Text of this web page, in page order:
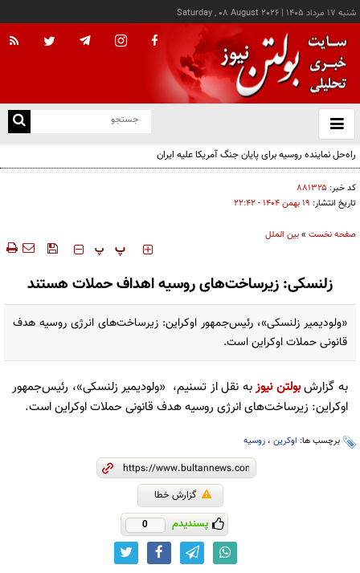
شنبه ۱۷ مرداد ۱۴۰۵ |
Saturday , 08 August 2026
باز
و
راه‌حل نماینده روسیه برای پایان جنگ آمریکا علیه ایران
کد خبر: ۸۸۱۳۲۵
تاریخ انتشار: ۱۹ بهمن ۱۴۰۴ - ۲۲:۴۲
صفحه نخست »بین الملل
‍‍‍ پ پ
زلنسکی: زیرساخت‌های روسیه اهداف حملات هستند
«ولودیمیر زلنسکی»، رئیس‌جمهور اوکراین: زیرساخت‌های انرژی روسیه هدف
قانونی حملات اوکراین است.
به گزارشبولتن نیوزبه نقل از تسنیم، «ولودیمیر زلنسکی»، رئیس‌جمهور
اوکراین: زیرساخت‌های انرژی روسیه هدف قانونی حملات اوکراین است.
برچسب ها: اوکرین ، روسیه
گزارش خطا
پسندیدم 0